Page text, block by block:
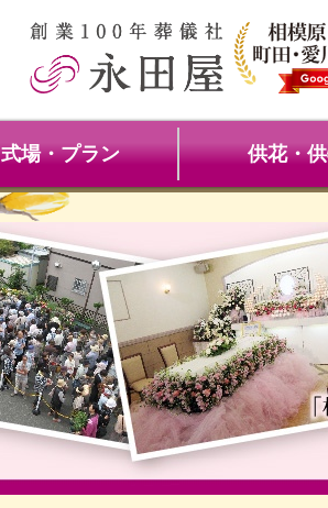
式場・プラン 供花・